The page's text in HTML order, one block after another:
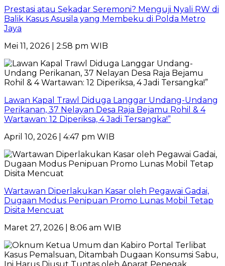
Prestasi atau Sekadar Seremoni? Menguji Nyali RW di
Balik Kasus Asusila yang Membeku di Polda Metro
Jaya
Mei 11, 2026 | 2:58 pm WIB
Lawan Kapal Trawl Diduga Langgar Undang-Undang
Perikanan, 37 Nelayan Desa Raja Bejamu Rohil & 4
Wartawan: 12 Diperiksa, 4 Jadi Tersangka!”
April 10, 2026 | 4:47 pm WIB
Wartawan Diperlakukan Kasar oleh Pegawai Gadai,
Dugaan Modus Penipuan Promo Lunas Mobil Tetap
Disita Mencuat
Maret 27, 2026 | 8:06 am WIB